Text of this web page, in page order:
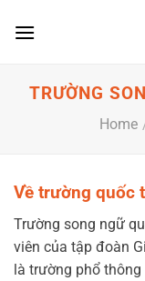
TRƯỜNG
Home
Về trường quốc
Trường song ngữ
viên của tập đoàn
là trường phổ